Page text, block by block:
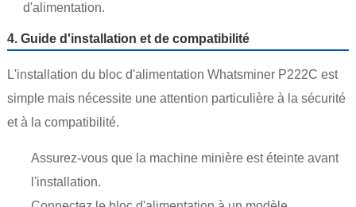
d'alimentation.
4. Guide d'installation et de compatibilité
L'installation du bloc d'alimentation Whatsminer P222C est
simple mais nécessite une attention particulière à la sécurité
et à la compatibilité.
Assurez-vous que la machine minière est éteinte avant
l'installation.